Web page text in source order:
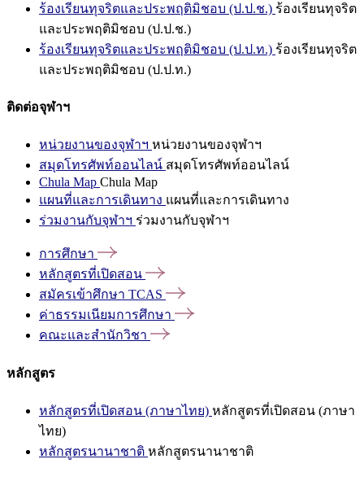
ร้องเรียนทุจริตและประพฤติมิชอบ (ป.ป.ช.) ร้องเรียนทุจริต
และประพฤติมิชอบ (ป.ป.ช.)
ร้องเรียนทุจริตและประพฤติมิชอบ (ป.ป.ท.) ร้องเรียนทุจริต
และประพฤติมิชอบ (ป.ป.ท.)
ติดต่อจุฬาฯ
หน่วยงานของจุฬาฯ หน่วยงานของจุฬาฯ
สมุดโทรศัพท์ออนไลน์ สมุดโทรศัพท์ออนไลน์
Chula Map Chula Map
แผนที่และการเดินทาง แผนที่และการเดินทาง
ร่วมงานกับจุฬาฯ ร่วมงานกับจุฬาฯ
การศึกษา
หลักสูตรที่เปิดสอน
สมัครเข้าศึกษา TCAS
ค่าธรรมเนียมการศึกษา
คณะและสำนักวิชา
หลักสูตร
หลักสูตรที่เปิดสอน (ภาษาไทย) หลักสูตรที่เปิดสอน (ภาษา
ไทย)
หลักสูตรนานาชาติ หลักสูตรนานาชาติ